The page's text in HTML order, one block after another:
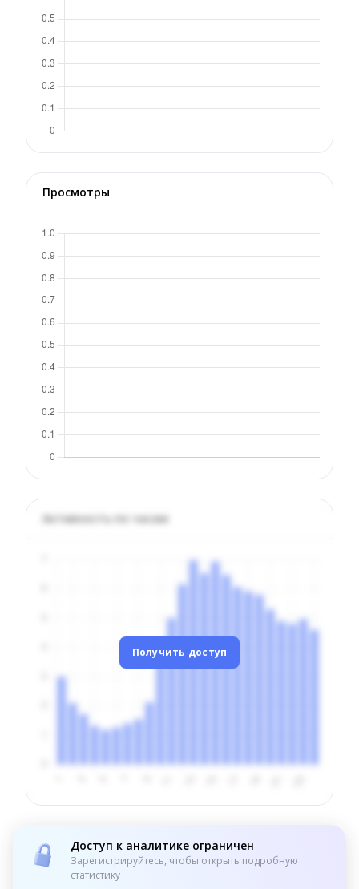
Просмотры
Активность по часам
Получить доступ
Доступ к аналитике ограничен
Зарегистрируйтесь, чтобы открыть подробную
статистику